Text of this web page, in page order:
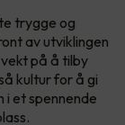
trygge og
av utviklingen
på å tilby
kultur for å gi
i et spennende